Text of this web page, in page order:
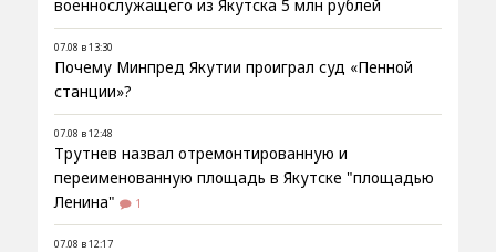
военнослужащего из Якутска 5 млн рублей
07.08 в 13:30
Почему Минпред Якутии проиграл суд «Пенной
станции»?
07.08 в 12:48
Трутнев назвал отремонтированную и
переименованную площадь в Якутске "площадью
Ленина"
1
07.08 в 12:17